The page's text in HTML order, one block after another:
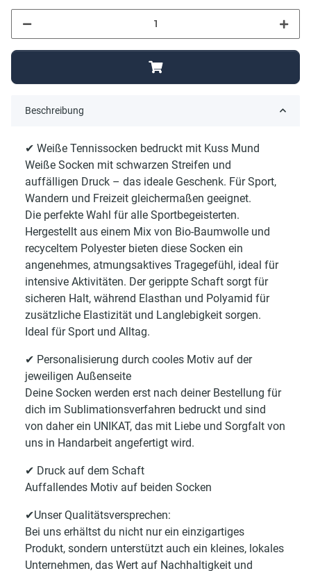
Beschreibung
✔ Weiße Tennissocken bedruckt mit Kuss Mund
Weiße Socken mit schwarzen Streifen und
auffälligen Druck – das ideale Geschenk. Für Sport,
Wandern und Freizeit gleichermaßen geeignet.
Die perfekte Wahl für alle Sportbegeisterten.
Hergestellt aus einem Mix von Bio-Baumwolle und
recyceltem Polyester bieten diese Socken ein
angenehmes, atmungsaktives Tragegefühl, ideal für
intensive Aktivitäten. Der gerippte Schaft sorgt für
sicheren Halt, während Elasthan und Polyamid für
zusätzliche Elastizität und Langlebigkeit sorgen.
Ideal für Sport und Alltag.
✔ Personalisierung durch cooles Motiv auf der
jeweiligen Außenseite
Deine Socken werden erst nach deiner Bestellung für
dich im Sublimationsverfahren bedruckt und sind
von daher ein UNIKAT, das mit Liebe und Sorgfalt von
uns in Handarbeit angefertigt wird.
✔ Druck auf dem Schaft
Auffallendes Motiv auf beiden Socken
✔Unser Qualitätsversprechen:
Bei uns erhältst du nicht nur ein einzigartiges
Produkt, sondern unterstützt auch ein kleines, lokales
Unternehmen, das Wert auf Nachhaltigkeit und